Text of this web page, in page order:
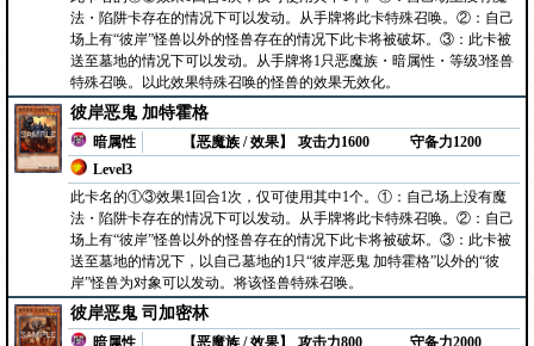
法・陷阱卡存在的情况下可以发动。从手牌将此卡特殊召唤。②：自己
场上有“彼岸”怪兽以外的怪兽存在的情况下此卡将被破坏。③：此卡被
送至墓地的情况下可以发动。从手牌将1只恶魔族・暗属性・等级3怪兽
特殊召唤。以此效果特殊召唤的怪兽的效果无效化。
彼岸恶鬼 加特霍格
暗属性
【恶魔族 / 效果】
Level3
攻击力1600 守备力1200
此卡名的①③效果1回合1次，仅可使用其中1个。①：自己场上没有魔
法・陷阱卡存在的情况下可以发动。从手牌将此卡特殊召唤。②：自己
场上有“彼岸”怪兽以外的怪兽存在的情况下此卡将被破坏。③：此卡被
送至墓地的情况下，以自己墓地的1只“彼岸恶鬼 加特霍格”以外的“彼
岸”怪兽为对象可以发动。将该怪兽特殊召唤。
彼岸恶鬼 司加密林
暗属性
【恶魔族 / 效果】
攻击力800 守备力2000